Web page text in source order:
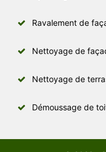
Ravalement de
Nettoyage de
Nettoyage de
Démoussage de